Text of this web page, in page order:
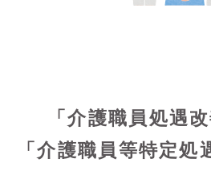
「介護職員処遇
「介護職員等特定処